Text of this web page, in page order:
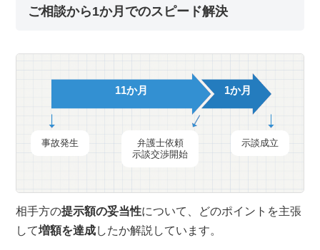
ご相談から1か月でのスピード解決
11か月 1か月
事故発生
弁護士依頼
示談交渉開始
示談成立
相手方の提示額の妥当性について、どのポイントを主張
して増額を達成したか解説しています。